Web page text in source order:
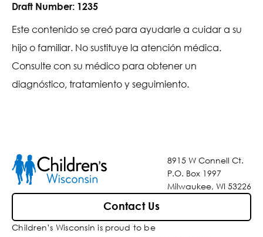
Draft Number: 1235
Este contenido se creó para ayudarle a cuidar a su
hijo o familiar. No sustituye la atención médica.
Consulte con su médico para obtener un
diagnóstico, tratamiento y seguimiento.
8915 W Connell Ct.
P.O. Box 1997
Milwaukee, WI 53226
Contact Us
Children’s Wisconsin is proud to be